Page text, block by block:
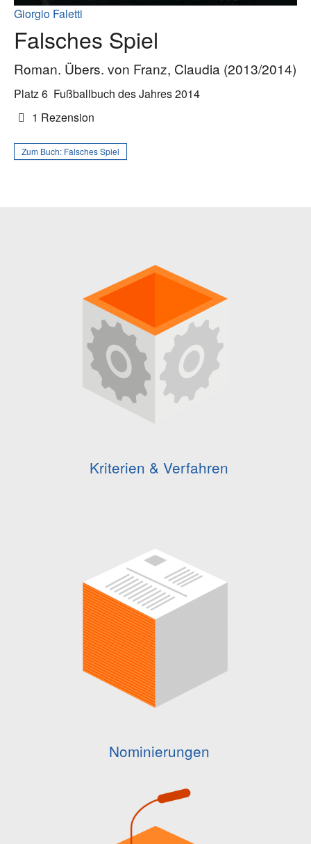
Giorgio Faletti
Falsches Spiel
Roman. Übers. von Franz, Claudia (2013/2014)
Platz 6 Fußballbuch des Jahres 2014
1 Rezension
Zum Buch: Falsches Spiel
Kriterien & Verfahren
Nominierungen